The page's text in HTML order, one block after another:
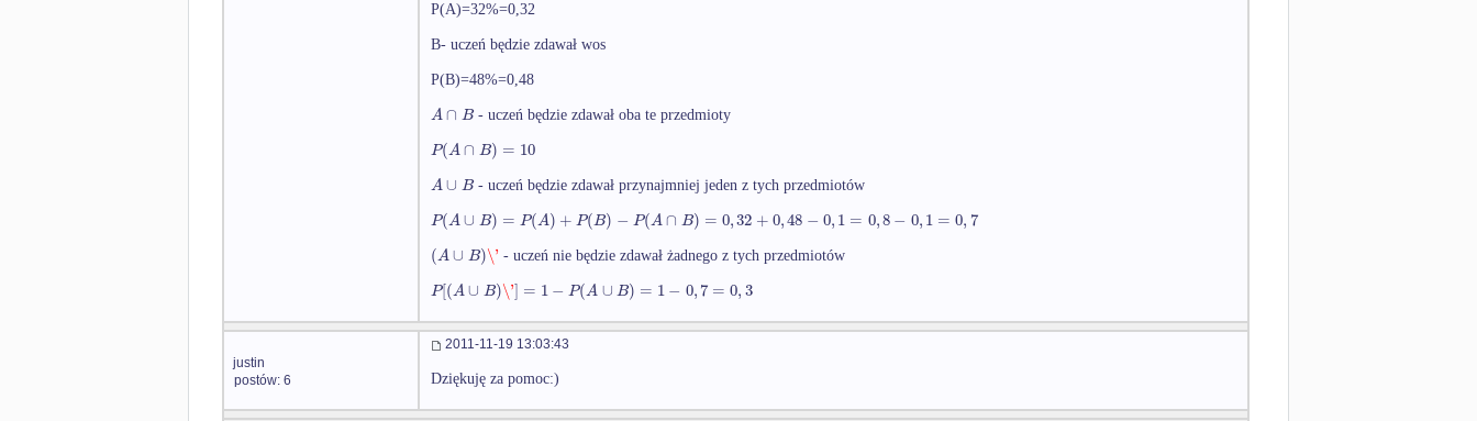
P(A)=32%=0,32
B- uczeń będzie zdawał wos
P(B)=48%=0,48
A∩ B - uczeń będzie zdawał oba te przedmioty
P(A∩ B) = 10
A∪ B - uczeń będzie zdawał przynajmniej jeden z tych przedmiotów
P(A∪ B) = P(A) + P(B) − P(A∩ B) = 0,32 +0,48 − 0,1 = 0,8− 0,1 = 0, 7
(A∪ B)\' - uczeń nie będzie zdawał żadnego z tych przedmiotów
P[(A∪ B)\'] = 1− P(A∪B) = 1− 0,7 = 0,3
justin
postów: 6
2011-11-19 13:03:43
Dziękuję za pomoc:)